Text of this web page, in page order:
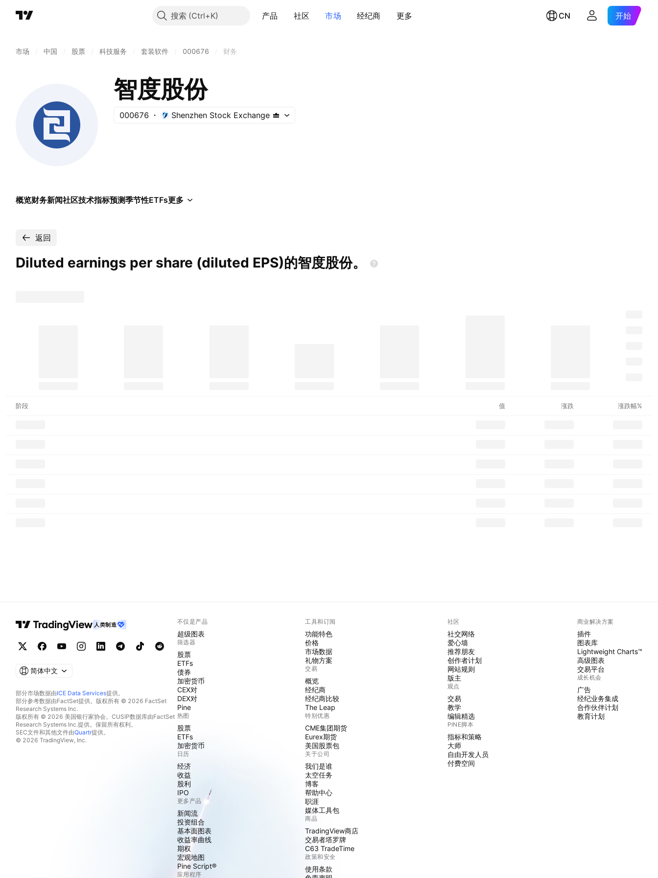
搜索 产品 社区 市场 经纪商 更多 CN 开始
市场 中国 股票 科技服务 套装软件 000676 财务
智度股份
000676 Shenzhen Stock Exchange
概览财务新闻社区技术指标预测季节性ETFs更多
返回
Diluted earnings per share (diluted EPS)的智度股份。
阶段 值 涨跌 涨跌幅%
人类制造
简体中文
部分市场数据由ICE Data Services提供。
部分参考数据由FactSet提供。版权所有 © 2026 FactSet
Research Systems Inc.
版权所有 © 2026 美国银行家协会。CUSIP数据库由FactSet
Research Systems Inc.提供。保留所有权利。
SEC文件和其他文件由Quartr提供。
© 2026 TradingView, Inc.
不仅是产品
超级图表
筛选器
股票
ETFs
债券
加密货币
CEX对
DEX对
Pine
热图
股票
ETFs
加密货币
日历
经济
收益
股利
IPO
更多产品
新闻流
投资组合
基本面图表
收益率曲线
期权
宏观地图
Pine Script®
应用程序
工具和订阅
功能特色
价格
市场数据
礼物方案
交易
概览
经纪商
经纪商比较
The Leap
特别优惠
CME集团期货
Eurex期货
美国股票包
关于公司
我们是谁
太空任务
博客
帮助中心
职涯
媒体工具包
商品
TradingView商店
交易者塔罗牌
C63 TradeTime
政策和安全
使用条款
社区
社交网络
爱心墙
推荐朋友
创作者计划
网站规则
版主
观点
交易
教学
编辑精选
PINE脚本
指标和策略
大师
自由开发人员
付费空间
商业解决方案
插件
图表库
Lightweight Charts™
高级图表
交易平台
成长机会
广告
经纪业务集成
合作伙伴计划
教育计划